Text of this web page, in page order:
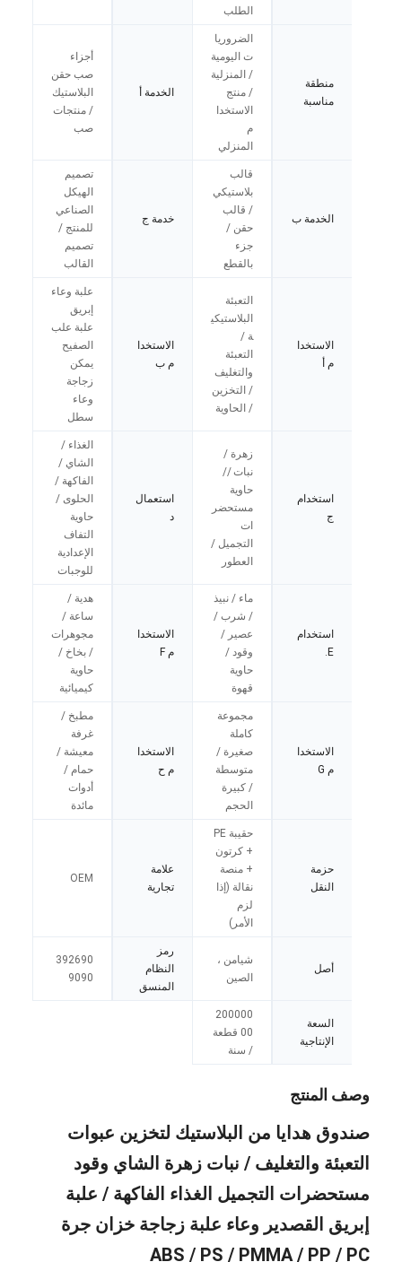
الطلب
منطقة
مناسبة
الضروريا
ت اليومية
/ المنزلية
/ منتج
الاستخدا
م
المنزلي
الخدمة أ
أجزاء
صب حقن
البلاستيك
/ منتجات
صب
الخدمة ب
قالب
بلاستيكي
/ قالب
حقن /
جزء
بالقطع
خدمة ج
تصميم
الهيكل
الصناعي
للمنتج /
تصميم
القالب
الاستخدا
م أ
التعبئة
البلاستيكي
ة /
التعبئة
والتغليف
/ التخزين
/ الحاوية
الاستخدا
م ب
علبة وعاء
إبريق
علبة علب
الصفيح
يمكن
زجاجة
وعاء
سطل
استخدام
ج
زهرة /
نبات //
حاوية
مستحضر
ات
التجميل /
العطور
استعمال
د
الغذاء /
الشاي /
الفاكهة /
الحلوى /
حاوية
التفاف
الإعدادية
للوجبات
استخدام
E.
ماء / نبيذ
/ شرب /
عصير /
وقود /
حاوية
قهوة
الاستخدا
م F
هدية /
ساعة /
مجوهرات
/ بخاخ /
حاوية
كيميائية
الاستخدا
م G
مجموعة
كاملة
صغيرة /
متوسطة
/ كبيرة
الحجم
الاستخدا
م ح
مطبخ /
غرفة
معيشة /
حمام /
أدوات
مائدة
حزمة
النقل
حقيبة PE
+ كرتون
+ منصة
نقالة (إذا
لزم
الأمر)
علامة
تجارية
OEM
أصل
شيامن ،
الصين
رمز
النظام
المنسق
392690
9090
السعة
الإنتاجية
200000
00 قطعة
/ سنة
وصف المنتج
صندوق هدايا من البلاستيك لتخزين عبوات
التعبئة والتغليف / نبات زهرة الشاي وقود
مستحضرات التجميل الغذاء الفاكهة / علبة
إبريق القصدير وعاء علبة زجاجة خزان جرة
ABS / PS / PMMA / PP / PC